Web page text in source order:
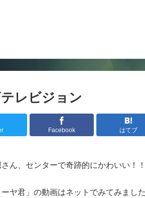
レビジョン
Facebook はてブ
ん、センターで奇跡的にかわいい！！
ーヤ君」の動画はネットでみてみました